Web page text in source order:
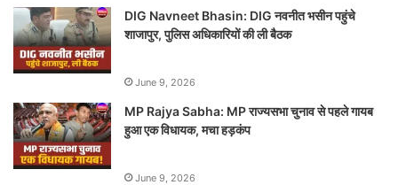
DIG Navneet Bhasin: DIG नवनीत भसीन पहुंचे
शाजापुर, पुलिस अधिकारियों की ली बैठक
June 9, 2026
MP Rajya Sabha: MP राज्यसभा चुनाव से पहले गायब
हुआ एक विधायक, मचा हड़कंप
June 9, 2026